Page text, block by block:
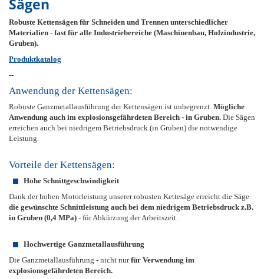
Sägen
Robuste Kettensägen für Schneiden und Trennen unterschiedlicher
Materialien - fast für alle Industriebereiche (Maschinenbau, Holzindustrie,
Gruben).
Produktkatalog
--
Anwendung der Kettensägen:
Robuste Ganzmetallausführung der Kettensägen ist unbegrenzt. Mögliche
Anwendung auch im explosionsgefährdeten Bereich - in Gruben. Die Sägen
erreichen auch bei niedrigem Betriebsdruck (in Gruben) die notwendige
Leistung.
Vorteile der Kettensägen:
Hohe Schnittgeschwindigkeit
Dank der hohen Motorleistung unserer robusten Kettesäge erreicht die Säge
die gewünschte Schnittleistung auch bei dem niedrigem Betriebsdruck z.B.
in Gruben (0,4 MPa) - für Abkürzung der Arbeitszeit.
Hochwertige Ganzmetallausführung
Die Ganzmetallausführung - nicht nurfür Verwendung im
explosionsgefährdeten Bereich.